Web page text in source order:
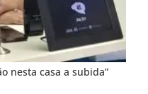
nesta casa a subida”